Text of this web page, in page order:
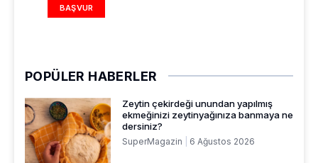
BAŞVUR
POPÜLER HABERLER
Zeytin çekirdeği unundan yapılmış
ekmeğinizi zeytinyağınıza banmaya ne
dersiniz?
SuperMagazin 6 Ağustos 2026